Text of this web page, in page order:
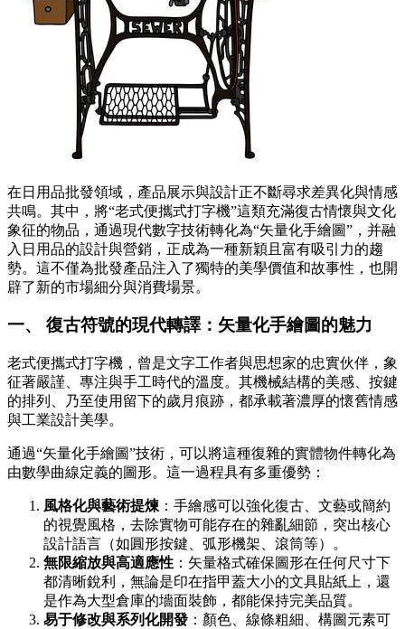
在日用品批發領域，產品展示與設計正不斷尋求差異化與情感
共鳴。其中，將“老式便攜式打字機”這類充滿復古情懷與文化
象征的物品，通過現代數字技術轉化為“矢量化手繪圖”，并融
入日用品的設計與營銷，正成為一種新穎且富有吸引力的趨
勢。這不僅為批發產品注入了獨特的美學價值和故事性，也開
辟了新的市場細分與消費場景。
一、 復古符號的現代轉譯：矢量化手繪圖的魅力
老式便攜式打字機，曾是文字工作者與思想家的忠實伙伴，象
征著嚴謹、專注與手工時代的溫度。其機械結構的美感、按鍵
的排列、乃至使用留下的歲月痕跡，都承載著濃厚的懷舊情感
與工業設計美學。
通過“矢量化手繪圖”技術，可以將這種復雜的實體物件轉化為
由數學曲線定義的圖形。這一過程具有多重優勢：
風格化與藝術提煉 ：手繪感可以強化復古、文藝或簡約
的視覺風格，去除實物可能存在的雜亂細節，突出核心
設計語言（如圓形按鍵、弧形機架、滾筒等）。
無限縮放與高適應性 ：矢量格式確保圖形在任何尺寸下
都清晰銳利，無論是印在指甲蓋大小的文具貼紙上，還
是作為大型倉庫的墻面裝飾，都能保持完美品質。
易于修改與系列化開發 ：顏色、線條粗細、構圖元素可